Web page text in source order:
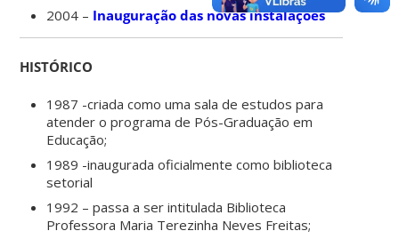
2004 – Inauguração das novas instalações
HISTÓRICO
1987 -criada como uma sala de estudos para
atender o programa de Pós-Graduação em
Educação;
1989 -inaugurada oficialmente como biblioteca
setorial
1992 – passa a ser intitulada Biblioteca
Professora Maria Terezinha Neves Freitas;